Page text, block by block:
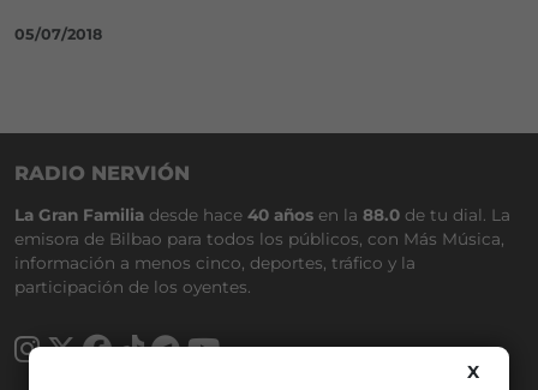
05/07/2018
RADIO NERVIÓN
La Gran Familia desde hace 40 años en la 88.0 de tu dial. La
emisora de Bilbao para todos los públicos, con Más Música,
información a menos cinco, deportes, tráfico y la
participación de los oyentes.
X